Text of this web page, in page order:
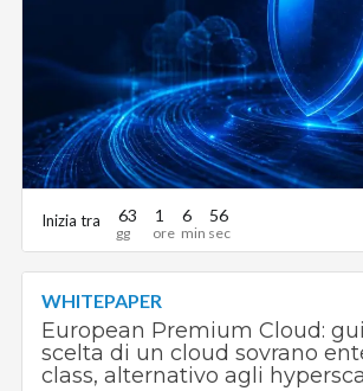
Inizia tra 63 1 6 55
WHITEPAPER
European Premium Cloud:
scelta di un cloud sovrano
class, alternativo agli